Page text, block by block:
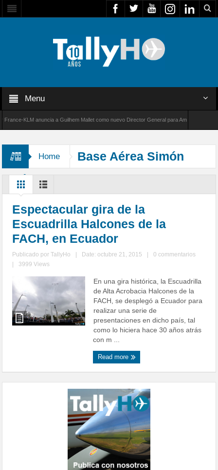
Menu
KLM anuncia a Guilhem Mallet como nuevo Director General para América Latina
Home
Base Aérea Simón
Bolívar
Espectacular gira de la
Escuadrilla Halcones de la
FACH, en Ecuador
Publicado porTallyHo Date: octubre 21, 2015
0 commentarios
3999 Views
En una gira histórica, la Escuadrilla
de Alta Acrobacia Halcones de la
FACH, se desplegó a Ecuador para
realizar una serie de
presentaciones en dicho país, tal
como lo hiciera hace 30 años atrás
con m ...
Read more